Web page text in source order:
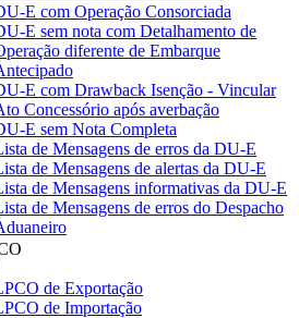
E com Operação Consorciada
E sem nota com Detalhamento de
diferente de Embarque
E com Drawback Isenção - Vincular
Concessório após averbação
E sem Nota Completa
de Mensagens de erros da DU-E
de Mensagens de alertas da DU-E
de Mensagens informativas da DU-E
de Mensagens de erros do Despacho
de Exportação
de Importação